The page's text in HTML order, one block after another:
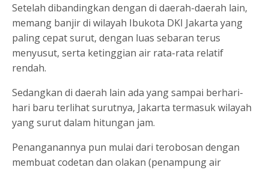
Setelah dibandingkan dengan di daerah-daerah lain,
memang banjir di wilayah Ibukota DKI Jakarta yang
paling cepat surut, dengan luas sebaran terus
menyusut, serta ketinggian air rata-rata relatif
rendah.
Sedangkan di daerah lain ada yang sampai berhari-
hari baru terlihat surutnya, Jakarta termasuk wilayah
yang surut dalam hitungan jam.
Penanganannya pun mulai dari terobosan dengan
membuat codetan dan olakan (penampung air